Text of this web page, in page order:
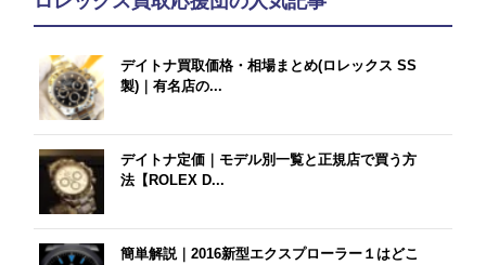
デイトナ買取価格・相場まとめ(ロレックス SS
製)｜有名店の...
デイトナ定価｜モデル別一覧と正規店で買う方
法【ROLEX D...
簡単解説｜2016新型エクスプローラー１はどこ